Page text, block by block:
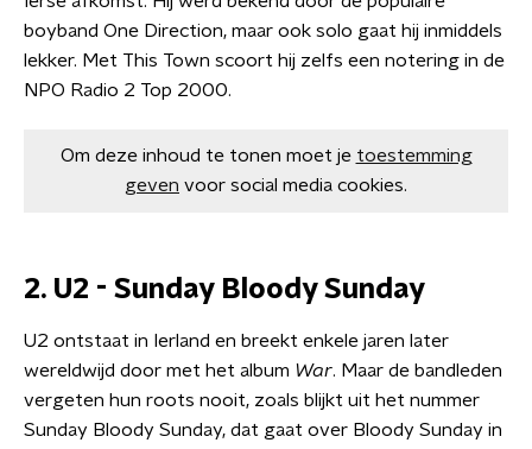
boyband One Direction, maar ook solo gaat hij inmiddels
lekker. Met This Town scoort hij zelfs een notering in de
NPO Radio 2 Top 2000.
Om deze inhoud te tonen moet je toestemming
geven voor social media cookies.
2. U2 - Sunday Bloody Sunday
U2 ontstaat in Ierland en breekt enkele jaren later
wereldwijd door met het album War. Maar de bandleden
vergeten hun roots nooit, zoals blijkt uit het nummer
Sunday Bloody Sunday, dat gaat over Bloody Sunday in